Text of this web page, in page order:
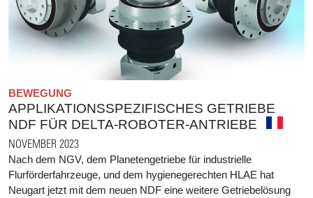
BEWEGUNG
APPLIKATIONSSPEZIFISCHES GETRIEBE
NDF FÜR DELTA-ROBOTER-ANTRIEBE
NOVEMBER 2023
Nach dem NGV, dem Planetengetriebe für industrielle
Flurförderfahrzeuge, und dem hygienegerechten HLAE hat
Neugart jetzt mit dem neuen NDF eine weitere Getriebelösung